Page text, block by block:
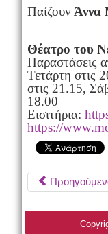
Παίζουν Άννα
Θέατρο του
Παραστάσεις
Τετάρτη στις
στις 21.15,
18.00
Εισιτήρια:
https://